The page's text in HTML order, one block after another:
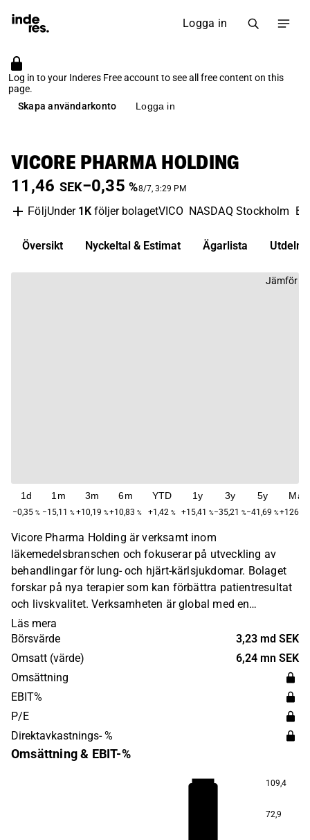
Logga in
Log in to your Inderes Free account to see all free content on this
page.
Skapa användarkonto
Logga in
VICORE PHARMA HOLDING
11,46 SEK−0,35 %8/7, 3:29 PM
FöljUnder 1K följer bolagetVICO NASDAQ Stockholm
Översikt Nyckeltal & Estimat Ägarlista
Jämför
1d
−0,35 %
1m
−15,11 %
3m
+10,19 %
6m
+10,83 %
YTD
+1,42 %
1y
+15,41 %
3y
−35,21 %
5y
−41,69 %
Max
+126,93
Vicore Pharma Holding är verksamt inom
läkemedelsbranschen och fokuserar på utveckling av
behandlingar för lung- och hjärt-kärlsjukdomar. Bolaget
forskar på nya terapier som kan förbättra patientresultat
och livskvalitet. Verksamheten är global med en
huvudsaklig närvaro i Europa och Nordamerika. Vicore
Pharma grundades 2000 och har sitt huvudkontor i
Göteborg.
Läs mera
Börsvärde
3,23 md SEK
Omsatt (värde)
6,24 mn SEK
Omsättning
EBIT%
P/E
Direktavkastnings- %
Omsättning & EBIT-%
109,4
72,9
−177,6